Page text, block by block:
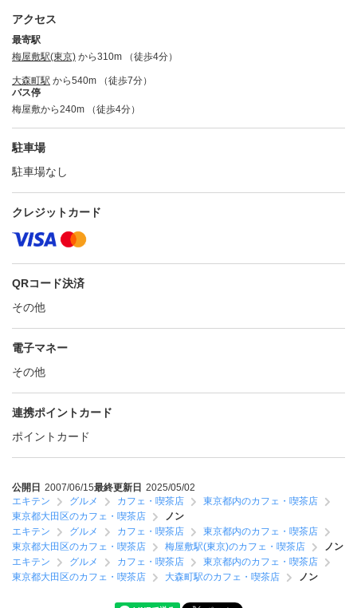
アクセス
最寄駅
梅屋敷駅(東京) から310m （徒歩4分）
大森町駅 から540m （徒歩7分）
バス停
梅屋敷から240m （徒歩4分）
駐車場
駐車場なし
クレジットカード
QRコード決済
その他
電子マネー
その他
連携ポイントカード
ポイントカード
公開日 2007/06/15最終更新日 2025/05/02
エキテン
グルメ カフェ・喫茶店
東京都内のカフェ・喫茶店
東京都大田区のカフェ・喫茶店
ノン
エキテン
グルメ カフェ・喫茶店
東京都内のカフェ・喫茶店
東京都大田区のカフェ・喫茶店
梅屋敷駅(東京)のカフェ・喫茶店
ノン
エキテン
グルメ カフェ・喫茶店
東京都内のカフェ・喫茶店
東京都大田区のカフェ・喫茶店
大森町駅のカフェ・喫茶店 ノン